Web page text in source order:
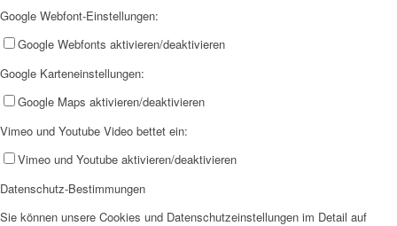
Google Webfont-Einstellungen:
Google Webfonts aktivieren/deaktivieren
Google Karteneinstellungen:
Google Maps aktivieren/deaktivieren
Vimeo und Youtube Video bettet ein:
Vimeo und Youtube aktivieren/deaktivieren
Datenschutz-Bestimmungen
Sie können unsere Cookies und Datenschutzeinstellungen im Detail auf